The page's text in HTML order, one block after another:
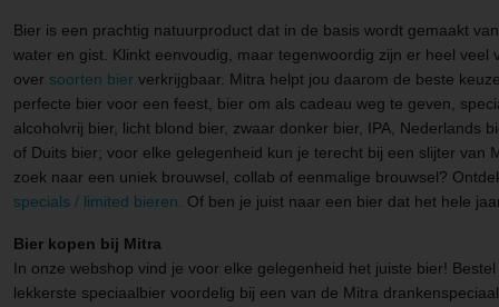
Bier is een prachtig natuurproduct dat in de basis wordt gemaakt
water en gist. Klinkt eenvoudig, maar tegenwoordig zijn er heel veel
over soorten bier verkrijgbaar. Mitra helpt jou daarom de beste
perfecte bier voor een feest, bier om als cadeau weg te geven,
alcoholvrij bier, licht blond bier, zwaar donker bier, IPA, Nederlands
of Duits bier; voor elke gelegenheid kun je terecht bij een slijter van
zoek naar een uniek brouwsel, collab of eenmalige brouwsel?
specials / limited bieren.
Of ben je juist naar een bier dat het hele
Bier kopen bij Mitra
In onze webshop vind je voor elke gelegenheid het juiste bier!
lekkerste speciaalbier voordelig bij een van de Mitra